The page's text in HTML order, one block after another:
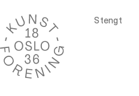
Stengt